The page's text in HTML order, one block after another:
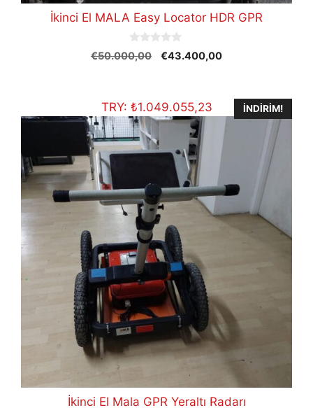
İkinci El MALA Easy Locator HDR GPR
0
o
f
5
€50.000,00
Orijinal
€43.400,00Şu
€43.400,00.
TRY: ₺1.049.055,23 İNDIRIM!
İkinci El Mala GPR Yeraltı Radarı